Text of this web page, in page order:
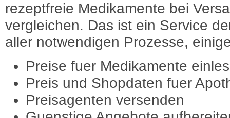
rezeptfreie Medikamente bei
vergleichen. Das ist ein Service
aller notwendigen Prozesse,
Preise fuer Medikamente
Preis und Shopdaten fuer
Preisagenten versenden